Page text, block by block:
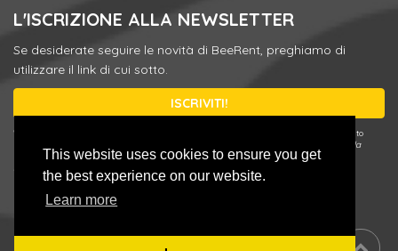
This website uses cookies to ensure you get
the best experience on our website.
Learn more
L'ISCRIZIONE ALLA NEWSLETTER
Se desiderate seguire le novità di BeeRent, preghiamo di
utilizzare il link di cui sotto.
ISCRIVITI!
* Puotete annullare l'iscrizione o modificare le sue preferenze in qualsiasi momento
nella nostra e-mail della
Newsletter o inserendo il suo indirizzo e-mail registrato in modulo di iscrizione e
scegliendo
Update your preferences / Unsubscribe